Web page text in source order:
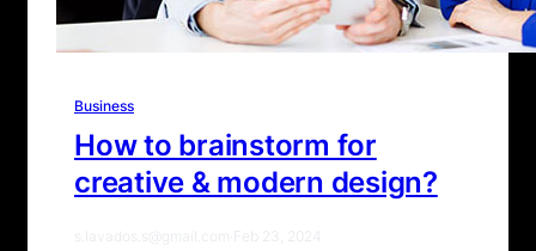
Business
How to brainstorm for
creative & modern design?
s.lavados.s@gmail.com Feb 23, 2024